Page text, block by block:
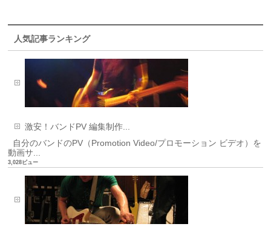
人気記事ランキング
激安！バンドPV 編集制作...
自分のバンドのPV（Promotion Video/プロモーション ビデオ）を
動画サ...
3,028ビュー